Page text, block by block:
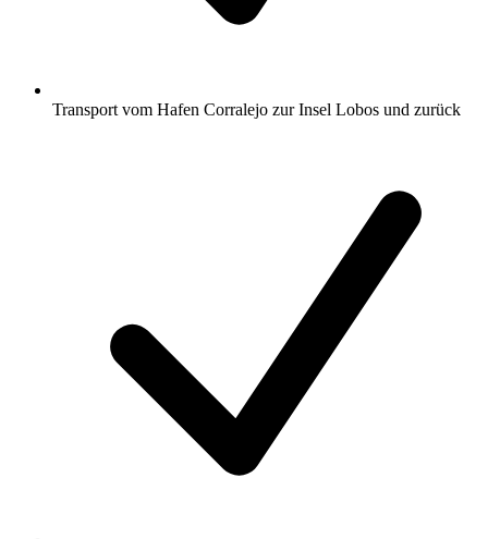
Transport vom Hafen Corralejo zur Insel Lobos und zurück